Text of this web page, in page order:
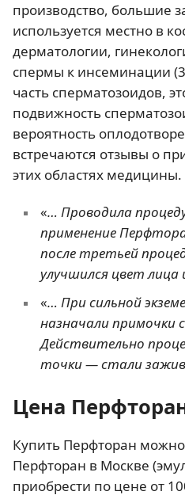
производство, большие
используется местно в
дерматологии,
спермы к инсеминации (3
часть сперматозоидов,
подвижность
вероятность
встречаются отзывы о
этих областях медицины.
«… Проводила
применение
после третьей
улучшился цвет лица
«… При сильной
назначали примочки
Действительно
точки — стали
Цена
Купить Перфторан
Перфторан в Москве
приобрести по цене от